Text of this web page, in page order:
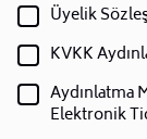
Üyelik
KVKK
Aydınlatma
Elektronik